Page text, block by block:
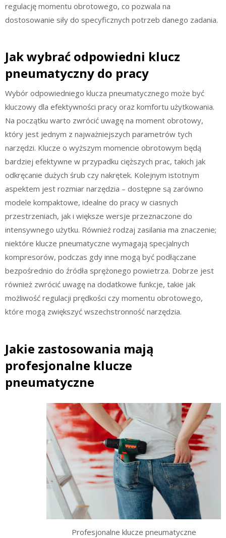
regulację momentu obrotowego, co pozwala na
dostosowanie siły do specyficznych potrzeb danego zadania.
Jak wybrać odpowiedni klucz
pneumatyczny do pracy
Wybór odpowiedniego klucza pneumatycznego może być
kluczowy dla efektywności pracy oraz komfortu użytkowania.
Na początku warto zwrócić uwagę na moment obrotowy,
który jest jednym z najważniejszych parametrów tych
narzędzi. Klucze o wyższym momencie obrotowym będą
bardziej efektywne w przypadku cięższych prac, takich jak
odkręcanie dużych śrub czy nakrętek. Kolejnym istotnym
aspektem jest rozmiar narzędzia – dostępne są zarówno
modele kompaktowe, idealne do pracy w ciasnych
przestrzeniach, jak i większe wersje przeznaczone do
intensywnego użytku. Również rodzaj zasilania ma znaczenie;
niektóre klucze pneumatyczne wymagają specjalnych
kompresorów, podczas gdy inne mogą być podłączane
bezpośrednio do źródła sprężonego powietrza. Dobrze jest
również zwrócić uwagę na dodatkowe funkcje, takie jak
możliwość regulacji prędkości czy momentu obrotowego,
które mogą zwiększyć wszechstronność narzędzia.
Jakie zastosowania mają
profesjonalne klucze
pneumatyczne
Profesjonalne klucze pneumatyczne